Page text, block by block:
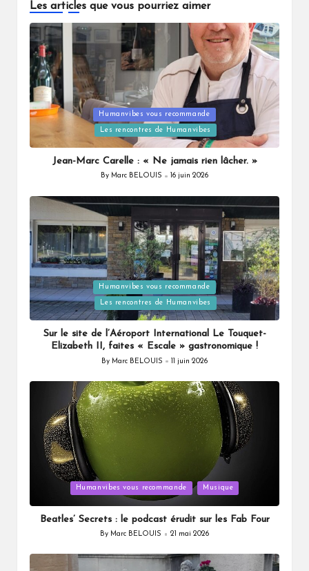
Les articles que vous pourriez aimer
Posted
Humanvibes vous recommande
Les rencontres de Humanvibes
Jean-Marc Carelle : « Ne jamais rien lâcher. »
Posted
By Marc BELOUIS 16 juin 2026
Posted
in
Humanvibes vous recommande
Les rencontres de Humanvibes
Sur le site de l’Aéroport International Le Touquet-
Elizabeth II, faites « Escale » gastronomique !
Posted
By Marc BELOUIS 11 juin 2026
Humanvibes vous recommande Musique
Beatles’ Secrets : le podcast érudit sur les Fab Four
Posted
By Marc BELOUIS 21 mai 2026